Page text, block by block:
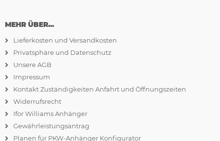
MEHR ÜBER...
Lieferkosten und Versandkosten
Privatsphäre und Datenschutz
Unsere AGB
Impressum
Kontakt Zuständigkeiten Anfahrt und Öffnungszeiten
Widerrufsrecht
Ifor Williams Anhänger
Gewährleistungsantrag
Planen für PKW-Anhänger Konfigurator